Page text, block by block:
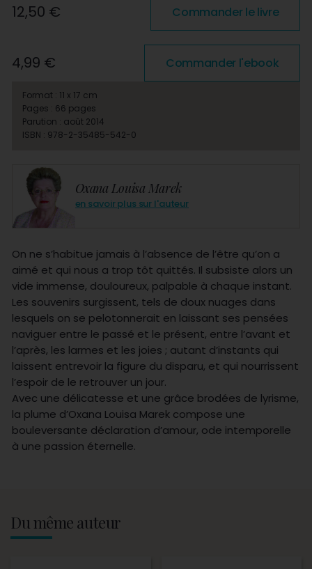
Oxana Louisa Marek
en savoir plus sur l'auteur
On ne s’habitue jamais à l’absence de l’être qu’on a
aimé et qui nous a trop tôt quittés. Il subsiste alors un
vide immense, douloureux, palpable à chaque instant.
Les souvenirs surgissent, tels de doux nuages dans
lesquels on se pelotonnerait en laissant ses pensées
naviguer entre le passé et le présent, entre l’avant et
l’après, les larmes et les joies ; autant d’instants qui
laissent entrevoir la figure du disparu, et qui nourrissent
l’espoir de le retrouver un jour.
Avec une délicatesse et une grâce brodées de lyrisme,
la plume d’Oxana Louisa Marek compose une
bouleversante déclaration d’amour, ode intemporelle
à une passion éternelle.
12,50 € Commander le livre
4,99 € Commander l'ebook
Format : 11 x 17 cm
Pages : 66 pages
Parution : août 2014
ISBN : 978-2-35485-542-0
Du même auteur